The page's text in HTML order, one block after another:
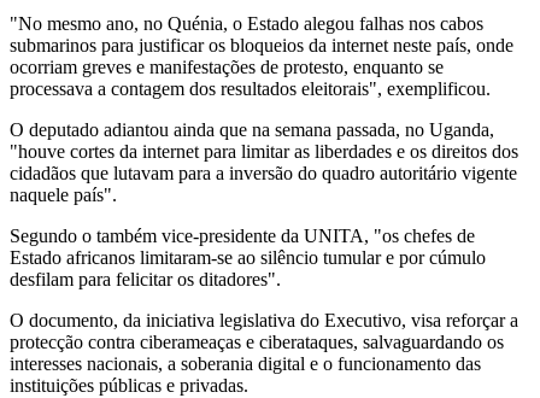
"No mesmo ano, no Quénia, o Estado alegou falhas nos cabos
submarinos para justificar os bloqueios da internet neste país, onde
ocorriam greves e manifestações de protesto, enquanto se
processava a contagem dos resultados eleitorais", exemplificou.
O deputado adiantou ainda que na semana passada, no Uganda,
"houve cortes da internet para limitar as liberdades e os direitos dos
cidadãos que lutavam para a inversão do quadro autoritário vigente
naquele país".
Segundo o também vice-presidente da UNITA, "os chefes de
Estado africanos limitaram-se ao silêncio tumular e por cúmulo
desfilam para felicitar os ditadores".
O documento, da iniciativa legislativa do Executivo, visa reforçar a
protecção contra ciberameaças e ciberataques, salvaguardando os
interesses nacionais, a soberania digital e o funcionamento das
instituições públicas e privadas.